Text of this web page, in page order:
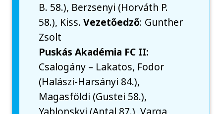
B. 58.), Berzsenyi (Horváth P.
58.), Kiss.Vezetőedző: Gunther
Zsolt
Puskás Akadémia FC II:
Csalogány – Lakatos, Fodor
(Halászi-Harsányi 84.),
Magasföldi (Gustei 58.),